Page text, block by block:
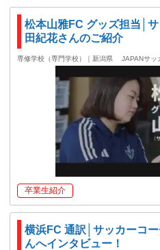
松本山雅FC グッズ担当│
田紀花さんのご紹介
専修学校（専門学校）｜新潟県 JAPANサッ
卒業生紹介
横浜FC 通訳│サッカーコ
んへインタビュー！